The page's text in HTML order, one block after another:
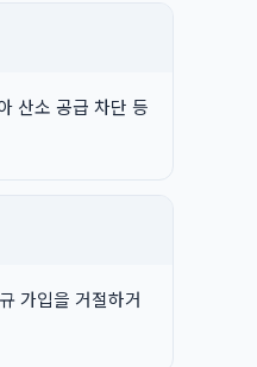
산소 공급 차단 등
가입을 거절하거